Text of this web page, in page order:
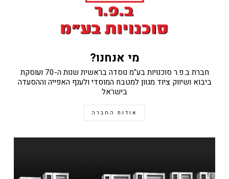
מי אנחנו?
חברת ב.פ.ר סוכנויות בע"מ נוסדה בראשית שנות ה-70 ועוסקת
ביבוא ושיווק ציוד מגוון למטבח המוסדי ולענף האפייה וההסעדה
בישראל
אודות החברה